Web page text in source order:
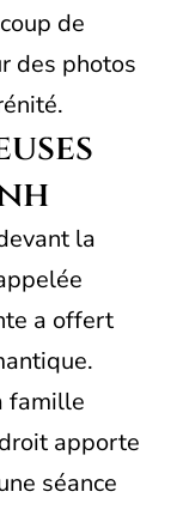
de
des photos
la
a offert
famille
apporte
séance